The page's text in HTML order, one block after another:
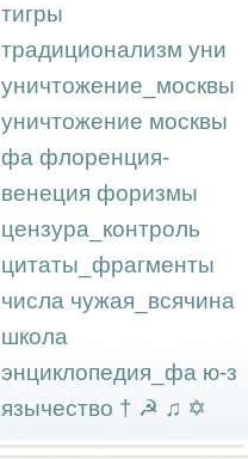
тигры
традиционализм уни
уничтожение_москвы
уничтожение москвы
фа флоренция-
венеция форизмы
цензура_контроль
цитаты_фрагменты
числа чужая_всячина
школа
энциклопедия_фа ю-з
язычество † ☭ ♫ ✡